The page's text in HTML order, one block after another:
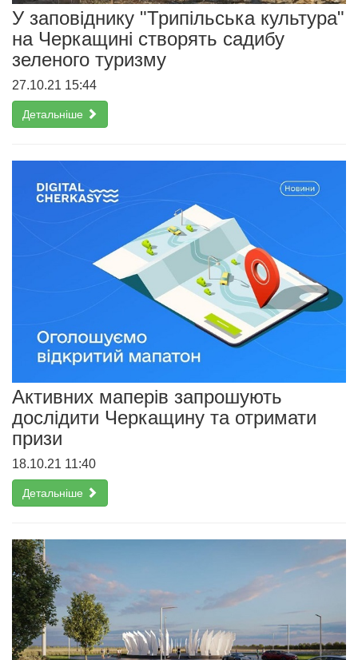
У заповіднику "Трипільська культура"
на Черкащині створять садибу
зеленого туризму
27.10.21 15:44
Детальніше
Активних маперів запрошують
дослідити Черкащину та отримати
призи
18.10.21 11:40
Детальніше